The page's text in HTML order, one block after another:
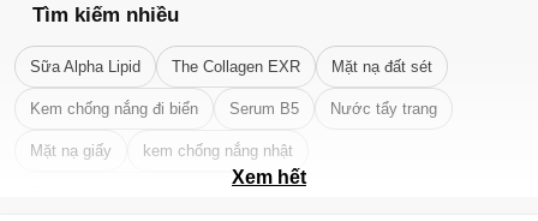
Tìm kiếm nhiều
Sữa Alpha Lipid The Collagen EXR Mặt nạ đất sét
Kem chống nắng đi biển Serum B5 Nước tẩy trang
Mặt nạ giấy kem chống nắng nhật
Xem hết